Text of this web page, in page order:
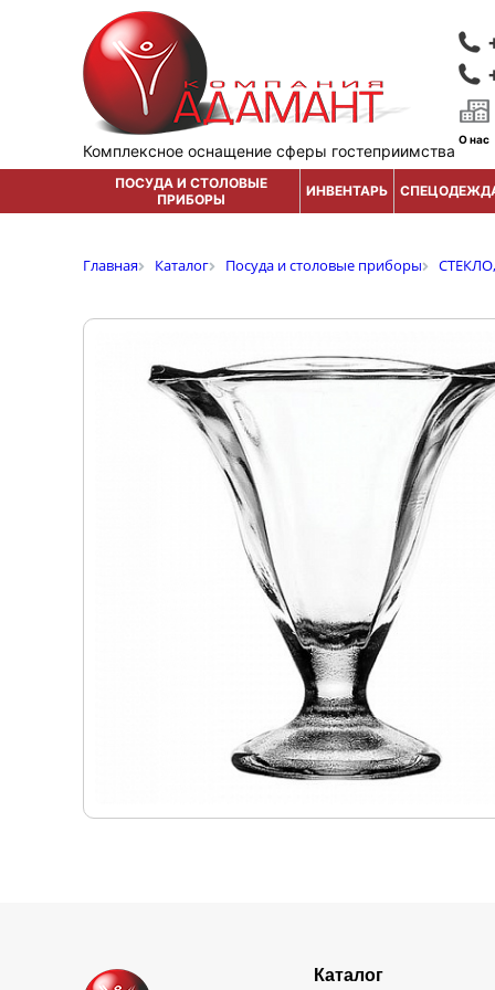
Комплексное оснащение сферы гостеприимства
О нас
ПОСУДА И СТОЛОВЫЕ
ПРИБОРЫ
ИНВЕНТАРЬ
Главная Каталог Посуда и столовые приборы
Каталог